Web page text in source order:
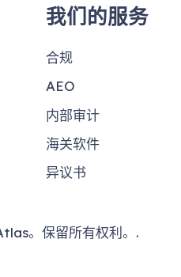
我们的服务
合规
AEO
内部审计
海关软件
异议书
。保留所有权利。.